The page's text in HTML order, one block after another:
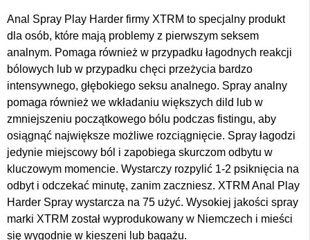
Anal Spray Play Harder firmy XTRM to specjalny produkt
dla osób, które mają problemy z pierwszym seksem
analnym. Pomaga również w przypadku łagodnych reakcji
bólowych lub w przypadku chęci przeżycia bardzo
intensywnego, głębokiego seksu analnego. Spray analny
pomaga również we wkładaniu większych dild lub w
zmniejszeniu początkowego bólu podczas fistingu, aby
osiągnąć największe możliwe rozciągnięcie. Spray łagodzi
jedynie miejscowy ból i zapobiega skurczom odbytu w
kluczowym momencie. Wystarczy rozpylić 1-2 psiknięcia na
odbyt i odczekać minutę, zanim zaczniesz. XTRM Anal Play
Harder Spray wystarcza na 75 użyć. Wysokiej jakości spray
marki XTRM został wyprodukowany w Niemczech i mieści
się wygodnie w kieszeni lub bagażu.